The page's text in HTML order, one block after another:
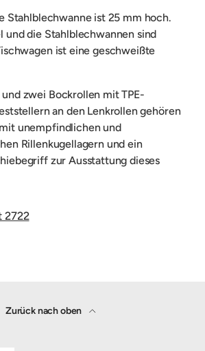
Stahlblechwanne ist 25 mm hoch.
und die Stahlblechwannen sind
ist eine geschweißte
zwei Bockrollen mit TPE-
an den Lenkrollen gehören
unempfindlichen und
Rillenkugellagern und ein
zur Ausstattung dieses
2722
Zurück nach oben